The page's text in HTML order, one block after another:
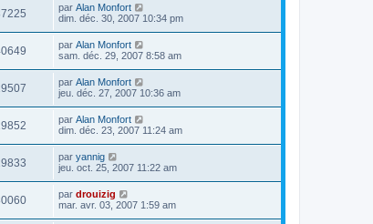
par Alan Monfort
dim. déc. 30, 2007 10:34 pm
par Alan Monfort
sam. déc. 29, 2007 8:58 am
par Alan Monfort
jeu. déc. 27, 2007 10:36 am
par Alan Monfort
dim. déc. 23, 2007 11:24 am
par yannig
jeu. oct. 25, 2007 11:22 am
par drouizig
mar. avr. 03, 2007 1:59 am